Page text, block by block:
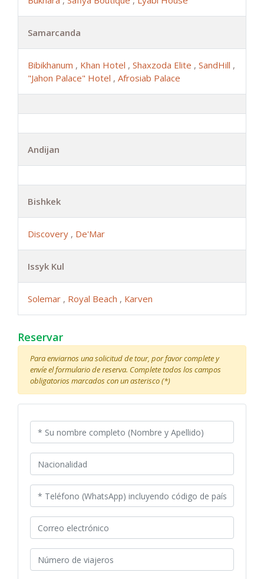
Samarcanda
Bibikhanum , Khan Hotel , Shaxzoda Elite , SandHill ,
"Jahon Palace" Hotel , Afrosiab Palace
Andijan
Bishkek
Discovery , De'Mar
Issyk Kul
Solemar , Royal Beach , Каrven
Reservar
Para enviarnos una solicitud de tour, por favor complete y
envíe el formulario de reserva. Complete todos los campos
obligatorios marcados con un asterisco (*)